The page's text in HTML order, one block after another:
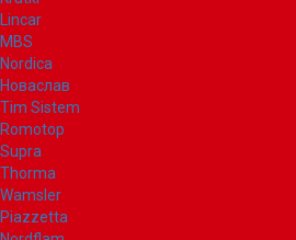
Lincar
MBS
Nordica
Новаслав
Tim Sistem
Romotop
Supra
Thorma
Wamsler
Piazzetta